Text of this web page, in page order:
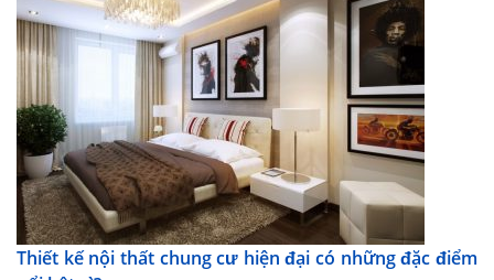
Thiết kế nội thất chung cư hiện đại có những đặc điểm